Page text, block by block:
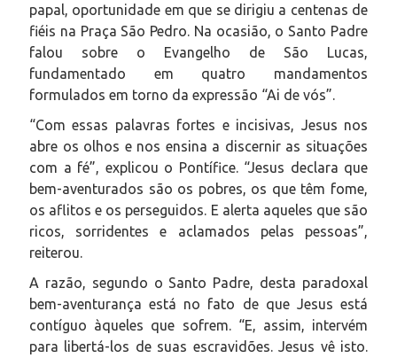
papal, oportunidade em que se dirigiu a centenas de
fiéis na Praça São Pedro. Na ocasião, o Santo Padre
falou sobre o Evangelho de São Lucas,
fundamentado em quatro mandamentos
formulados em torno da expressão “Ai de vós”.
“Com essas palavras fortes e incisivas, Jesus nos
abre os olhos e nos ensina a discernir as situações
com a fé”, explicou o Pontífice. “Jesus declara que
bem-aventurados são os pobres, os que têm fome,
os aflitos e os perseguidos. E alerta aqueles que são
ricos, sorridentes e aclamados pelas pessoas”,
reiterou.
A razão, segundo o Santo Padre, desta paradoxal
bem-aventurança está no fato de que Jesus está
contíguo àqueles que sofrem. “E, assim, intervém
para libertá-los de suas escravidões. Jesus vê isto.